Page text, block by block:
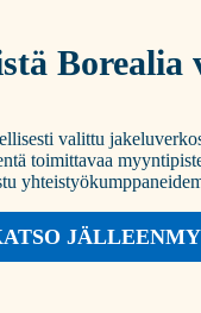
Borealia
valittu
toimittavaa